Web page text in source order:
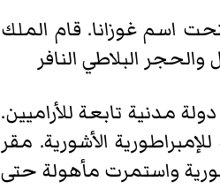
اسم غوزانا. قام الملك
البلاطي النافر
دولة مدنية تابعة للأراميين.
للإمبراطورية الأشورية. مقر
واستمرت مأهولة حتى